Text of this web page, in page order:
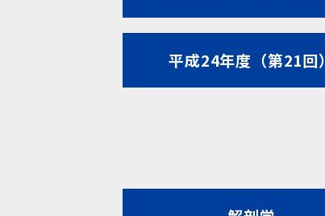
平成24年度（第21回）